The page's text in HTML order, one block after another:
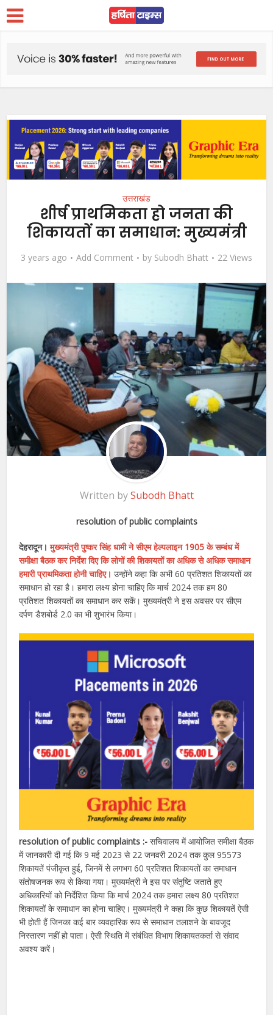
उत्तराखंड
शीर्ष प्राथमिकता हो जनता की
शिकायतों का समाधान: मुख्यमंत्री
3 years ago Add Comment by Subodh Bhatt 22 Views
Written bySubodh Bhatt
resolution of public complaints
देहरादून। मुख्यमंत्री पुष्कर सिंह धामी ने सीएम हेल्पलाइन 1905 के सम्बंध में
समीक्षा बैठक कर निर्देश दिए कि लोगों की शिकायतों का अधिक से अधिक समाधान
हमारी प्राथमिकता होनी चाहिए। उन्होंने कहा कि अभी 60 प्रतिशत शिकायतों का
समाधान हो रहा है। हमारा लक्ष्य होना चाहिए कि मार्च 2024 तक हम 80
प्रतिशत शिकायतों का समाधान कर सकें। मुख्यमंत्री ने इस अवसर पर सीएम
दर्पण डैशबोर्ड 2.0 का भी शुभारंभ किया।
resolution of public complaints :-सचिवालय में आयोजित समीक्षा बैठक
में जानकारी दी गई कि 9 मई 2023 से 22 जनवरी 2024 तक कुल 95573
शिकायतें पंजीकृत हुई, जिनमें से लगभग 60 प्रतिशत शिकायतों का समाधान
संतोषजनक रूप से किया गया। मुख्यमंत्री ने इस पर संतुष्टि जताते हुए
अधिकारियों को निर्देशित किया कि मार्च 2024 तक हमारा लक्ष्य 80 प्रतिशत
शिकायतों के समाधान का होना चाहिए। मुख्यमंत्री ने कहा कि कुछ शिकायतें ऐसी
भी होती हैं जिनका कई बार व्यवहारिक रूप से समाधान तलाशने के बावजूद
निस्तारण नहीं हो पाता। ऐसी स्थिति में संबंधित विभाग शिकायतकर्ता से संवाद
अवश्य करें।